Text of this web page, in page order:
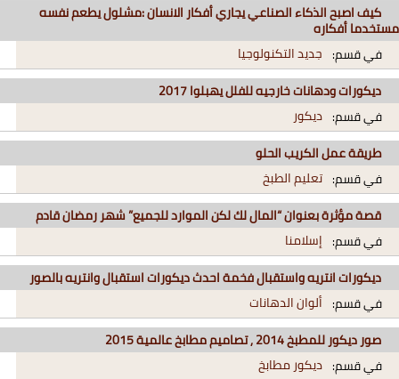
كيف اصبح الذكاء الصناعي يجاري أفكار الانسان :مشلول يطعم نفسه
مستخدما أفكاره
في قسم: جديد التكنولوجيا
ديكورات ودهانات خارجيه للفلل يهبلوا 2017
في قسم: ديكور
طريقة عمل الكريب الحلو
في قسم: تعليم الطبخ
قصة مؤثرة بعنوان “المال لك لكن الموارد للجميع” شهر رمضان قادم
في قسم: إسلامنا
ديكورات انتريه واستقبال فخمة احدث ديكورات استقبال وانتريه بالصور
في قسم: ألوان الدهانات
صور ديكور للمطبخ 2014 , تصاميم مطابخ عالمية 2015
في قسم: ديكور مطابخ